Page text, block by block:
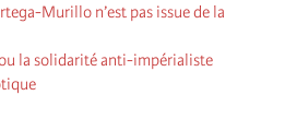
Murillo n’est pas issue de la
la solidarité anti-impérialiste